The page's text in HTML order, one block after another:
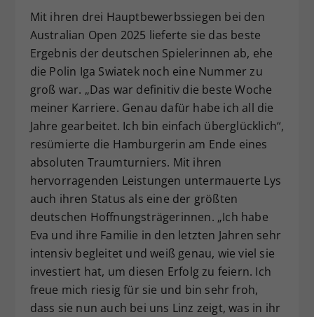
Mit ihren drei Hauptbewerbssiegen bei den
Australian Open 2025 lieferte sie das beste
Ergebnis der deutschen Spielerinnen ab, ehe
die Polin Iga Swiatek noch eine Nummer zu
groß war. „Das war definitiv die beste Woche
meiner Karriere. Genau dafür habe ich all die
Jahre gearbeitet. Ich bin einfach überglücklich“,
resümierte die Hamburgerin am Ende eines
absoluten Traumturniers. Mit ihren
hervorragenden Leistungen untermauerte Lys
auch ihren Status als eine der größten
deutschen Hoffnungsträgerinnen. „Ich habe
Eva und ihre Familie in den letzten Jahren sehr
intensiv begleitet und weiß genau, wie viel sie
investiert hat, um diesen Erfolg zu feiern. Ich
freue mich riesig für sie und bin sehr froh,
dass sie nun auch bei uns Linz zeigt, was in ihr